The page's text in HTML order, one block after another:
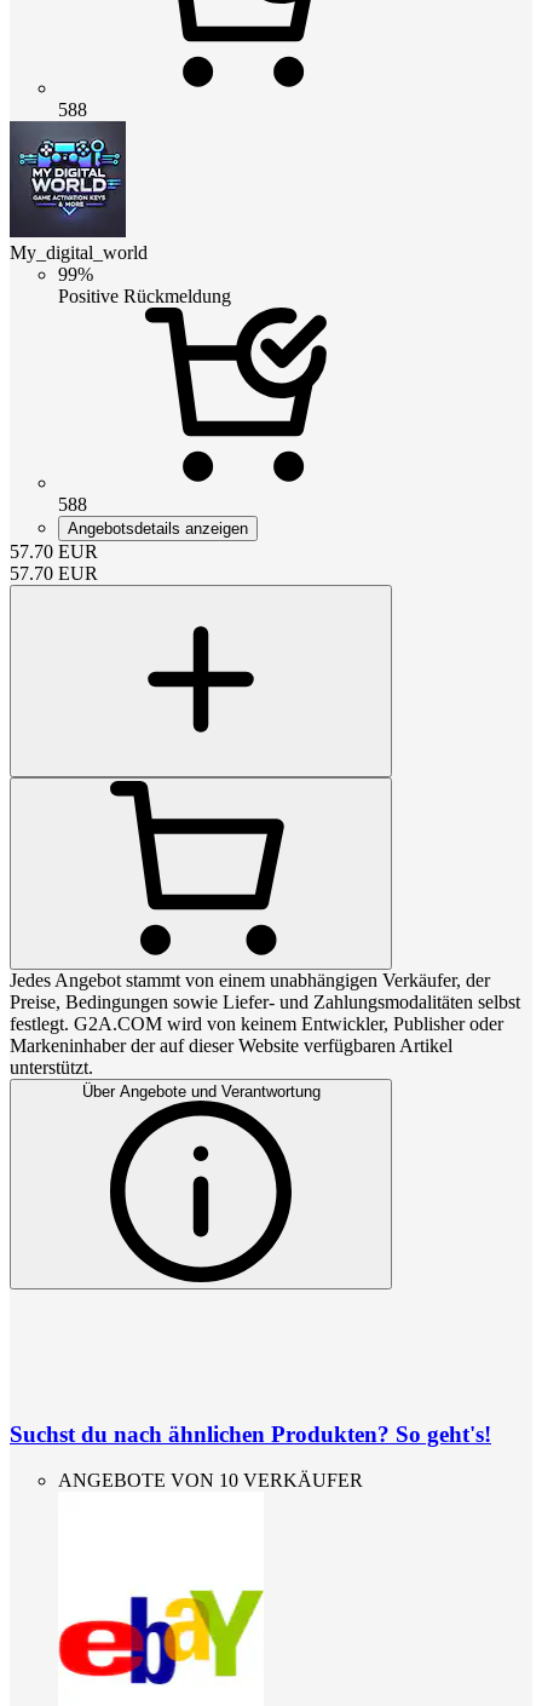
588
My_digital_world
99%
Positive Rückmeldung
588
Angebotsdetails anzeigen
57.70 EUR
57.70 EUR
Jedes Angebot stammt von einem unabhängigen Verkäufer, der
Preise, Bedingungen sowie Liefer- und Zahlungsmodalitäten selbst
festlegt. G2A.COM wird von keinem Entwickler, Publisher oder
Markeninhaber der auf dieser Website verfügbaren Artikel
unterstützt.
Über Angebote und Verantwortung
Suchst du nach ähnlichen Produkten? So geht's!
ANGEBOTE VON 10 VERKÄUFER